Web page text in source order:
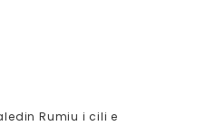
Rumiu i cili e